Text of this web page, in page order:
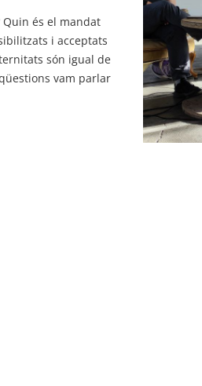
és el mandat
i acceptats
són igual de
vam parlar